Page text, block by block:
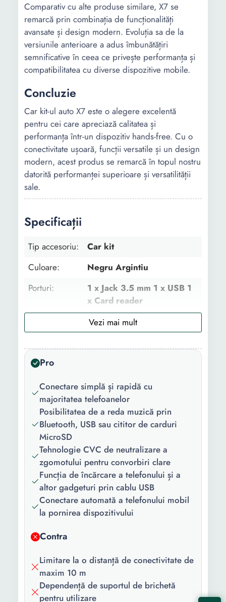
Comparativ cu alte produse similare, X7 se
remarcă prin combinația de funcționalități
avansate și design modern. Evoluția sa de la
versiunile anterioare a adus îmbunătățiri
semnificative în ceea ce privește performanța și
compatibilitatea cu diverse dispozitive mobile.
Concluzie
Car kit-ul auto X7 este o alegere excelentă
pentru cei care apreciază calitatea și
performanța într-un dispozitiv hands-free. Cu o
conectivitate ușoară, funcții versatile și un design
modern, acest produs se remarcă în topul nostru
datorită performanței superioare și versatilității
sale.
Specificații
Tip accesoriu:
Car kit
Culoare:
Negru Argintiu
Porturi:
1 x Jack 3.5 mm 1 x USB 1
x Card reader
speciale:
Microfon incorporat Mp3
player
Pro
Conectare simplă și rapidă cu
majoritatea telefoanelor
Posibilitatea de a reda muzică prin
Bluetooth, USB sau cititor de carduri
MicroSD
Tehnologie CVC de neutralizare a
zgomotului pentru convorbiri clare
Funcția de încărcare a telefonului și a
altor gadgeturi prin cablu USB
Conectare automată a telefonului mobil
la pornirea dispozitivului
Contra
Limitare la o distanță de conectivitate de
maxim 10 m
Dependență de suportul de brichetă
pentru utilizare